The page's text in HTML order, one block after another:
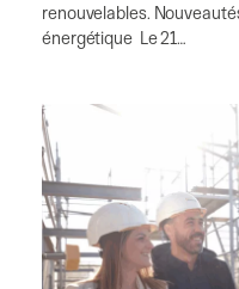
renouvelables.
énergétique Le 21…